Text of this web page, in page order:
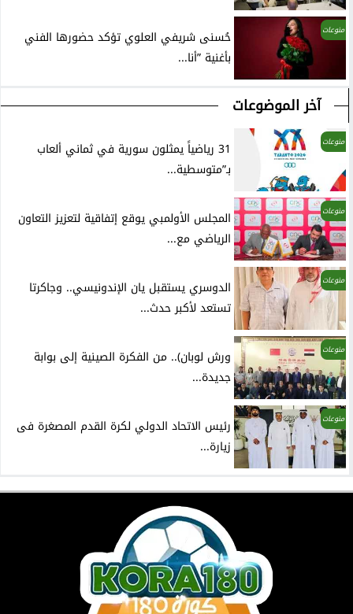
منوعات
حُسنى شريفي العلوي تؤكد حضورها الفني
بأغنية ”أنا...
آخر الموضوعات
منوعات
31 رياضياً يمثلون سورية في ثماني ألعاب
بـ”متوسطية...
منوعات
المجلس الأولمبي يوقع إتفاقية لتعزيز التعاون
الرياضي مع...
منوعات
الدوسري يستقبل يان الإندونيسي.. وجاكرتا
تستعد لأكبر حدث...
منوعات
ورش لوبان).. من الفكرة الصينية إلى بوابة
جديدة...
منوعات
رئيس الاتحاد الدولي لكرة القدم المصغرة فى
زيارة...